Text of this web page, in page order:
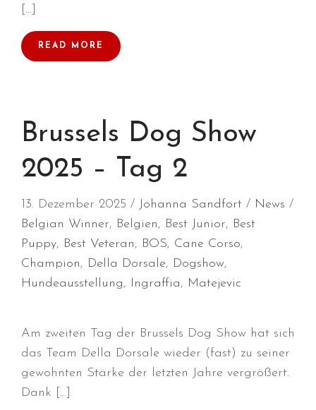
Juni 2023
April 2023
März 2023
Oktober 2022
August 2022
Juli 2022
Juni 2022
Mai 2022
März 2022
Februar 2022
Januar 2022
[…]
READ MORE
Brussels Dog Show
2025 – Tag 2
13. Dezember 2025 Johanna Sandfort
News
Belgian Winner, Belgien, Best Junior, Best
Puppy, Best Veteran, BOS, Cane Corso,
Champion, Della Dorsale, Dogshow,
Hundeausstellung, Ingraffia, Matejevic
Am zweiten Tag der Brussels Dog Show hat sich
das Team Della Dorsale wieder (fast) zu seiner
gewohnten Stärke der letzten Jahre vergrößert.
Dank […]